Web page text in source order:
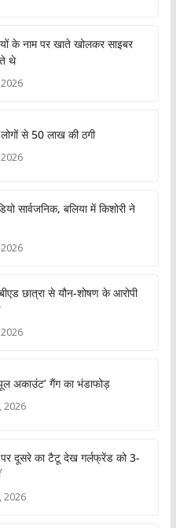
के नाम पर खाते खोलकर साइबर
थे
से 50 लाख की ठगी
सार्वजनिक, बलिया में किशोरी ने
छात्रा से यौन-शोषण के आरोपी
अकाउंट’ गैंग का भंडाफोड़
2026
दूसरे का टैटू देख गर्लफ्रेंड को 3-
2026